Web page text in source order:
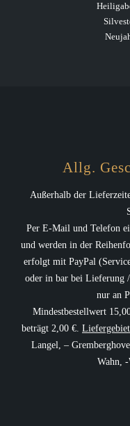
Allg.
Außerhalb der
Per E-Mail und Telefon
und werden in der
erfolgt mit PayPal
oder in bar bei Lieferung
nur an
Mindestbestellwert
beträgt 2,00 €.
Langel, –
Wahn,